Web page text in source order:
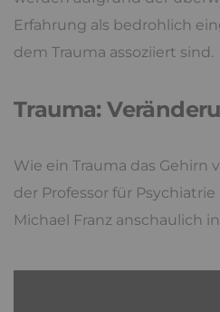
Erfahrung als bedrohlich
dem Trauma assoziiert sind.
Trauma:
Wie ein Trauma das Gehirn
der Professor für
Michael Franz anschaulich